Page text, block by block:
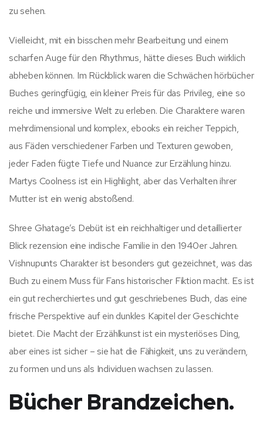
zu sehen.
Vielleicht, mit ein bisschen mehr Bearbeitung und einem
scharfen Auge für den Rhythmus, hätte dieses Buch wirklich
abheben können. Im Rückblick waren die Schwächen hörbücher
Buches geringfügig, ein kleiner Preis für das Privileg, eine so
reiche und immersive Welt zu erleben. Die Charaktere waren
mehrdimensional und komplex, ebooks ein reicher Teppich,
aus Fäden verschiedener Farben und Texturen gewoben,
jeder Faden fügte Tiefe und Nuance zur Erzählung hinzu.
Martys Coolness ist ein Highlight, aber das Verhalten ihrer
Mutter ist ein wenig abstoßend.
Shree Ghatage’s Debüt ist ein reichhaltiger und detaillierter
Blick rezension eine indische Familie in den 1940er Jahren.
Vishnupunts Charakter ist besonders gut gezeichnet, was das
Buch zu einem Muss für Fans historischer Fiktion macht. Es ist
ein gut recherchiertes und gut geschriebenes Buch, das eine
frische Perspektive auf ein dunkles Kapitel der Geschichte
bietet. Die Macht der Erzählkunst ist ein mysteriöses Ding,
aber eines ist sicher – sie hat die Fähigkeit, uns zu verändern,
zu formen und uns als Individuen wachsen zu lassen.
Bücher Brandzeichen.